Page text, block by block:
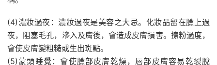
(4)濃妝過夜：濃妝過夜是美容之大忌。化妝品留在臉上過
夜，阻塞毛孔，滲入及膚後，會造成皮膚損害。擦粉過度，
會使皮膚變粗糙或生出斑點。
(5)蒙頭睡覺：會使臉部皮膚乾燥，唇部皮膚容易乾裂脫